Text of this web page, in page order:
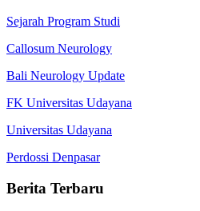
Sejarah Program Studi
Callosum Neurology
Bali Neurology Update
FK Universitas Udayana
Universitas Udayana
Perdossi Denpasar
Berita Terbaru